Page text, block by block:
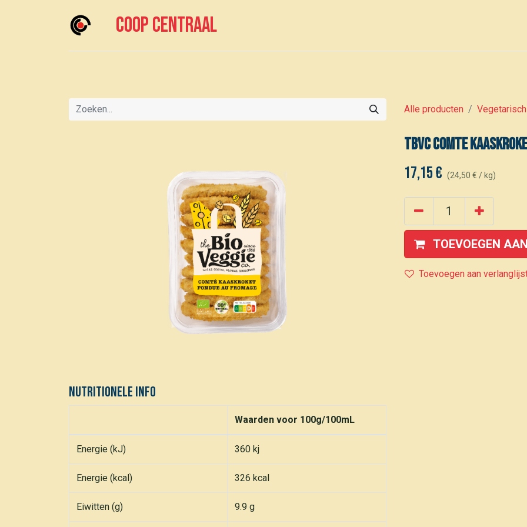
Coop centraal
Alle producten Vegetarisch
Nutritionele info
Waarden voor 100g/100mL
Energie (kJ) 360 kj
Energie (kcal) 326 kcal
Eiwitten (g) 9.9 g
TBVC Comte
17,15€ (24,50 € / kg)
TOEVOEGEN
Toevoegen aan